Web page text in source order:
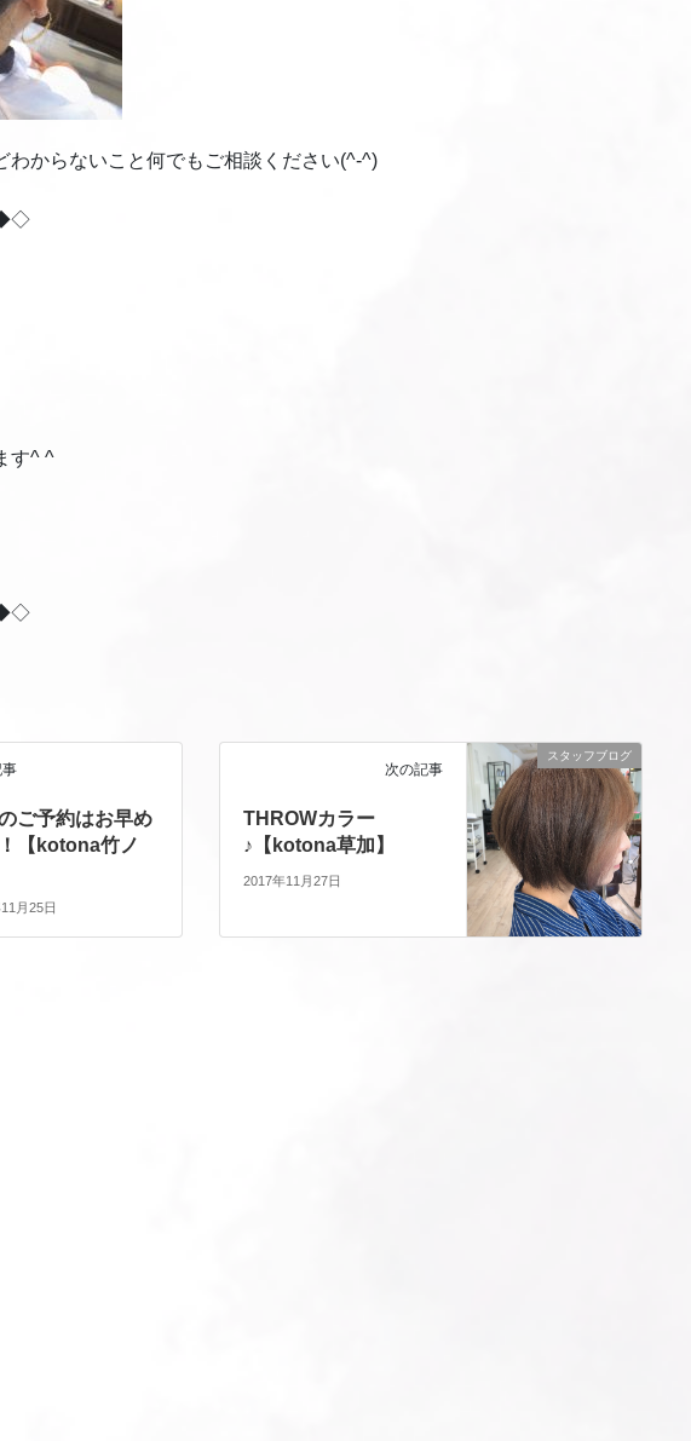
わからないこと何でもご相談ください(^-^)
す^ ^
ご予約はお早め
【kotona竹ノ
月25日
スタッフブログ
次の記事
THROWカラー
♪【kotona草加】
2017年11月27日